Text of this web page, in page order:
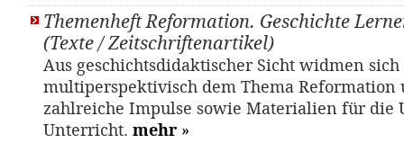
Themenheft Reformation. Geschichte
(Texte / Zeitschriftenartikel)
Aus geschichtsdidaktischer Sicht widmen
multiperspektivisch dem Thema
zahlreiche Impulse sowie Materialien für die
Unterricht. mehr »